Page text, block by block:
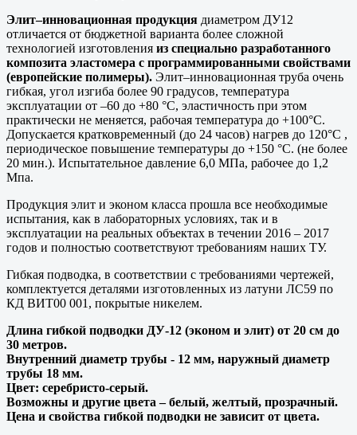
Элит–инновационная продукция диаметром ДУ12
отличается от бюджетной варианта более сложной
технологией изготовления из специально разработанного
композита эластомера с программированными свойствами
(европейские полимеры). Элит–инновационная труба очень
гибкая, угол изгиба более 90 градусов, температура
эксплуатации от –60 до +80 °С, эластичность при этом
практически не меняется, рабочая температура до +100°С.
Допускается кратковременный (до 24 часов) нагрев до 120°С ,
периодическое повышение температуры до +150 °С. (не более
20 мин.). Испытательное давление 6,0 МПа, рабочее до 1,2
Мпа.
Продукция элит и эконом класса прошла все необходимые
испытания, как в лабораторных условиях, так и в
эксплуатации на реальных объектах в течении 2016 – 2017
годов и полностью соответствуют требованиям наших ТУ.
Гибкая подводка, в соответствии с требованиями чертежей,
комплектуется деталями изготовленных из латуни ЛС59 по
КД ВИТ00 001, покрытые никелем.
Длина гибкой подводки ДУ-12 (эконом и элит) от 20 см до
30 метров.
Внутренний диаметр трубы - 12 мм, наружный диаметр
трубы 18 мм.
Цвет: серебристо-серый.
Возможны и другие цвета – белый, желтый, прозрачный.
Цена и свойства гибкой подводки не зависит от цвета.